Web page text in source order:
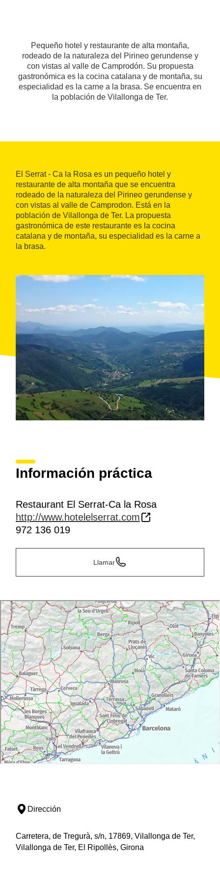
Pequeño hotel y restaurante de alta montaña,
rodeado de la naturaleza del Pirineo gerundense y
con vistas al valle de Camprodón. Su propuesta
gastronómica es la cocina catalana y de montaña, su
especialidad es la carne a la brasa. Se encuentra en
la población de Vilallonga de Ter.
El Serrat - Ca la Rosa es un pequeño hotel y
restaurante de alta montaña que se encuentra
rodeado de la naturaleza del Pirineo gerundense y
con vistas al valle de Camprodon. Está en la
población de Vilallonga de Ter. La propuesta
gastronómica de este restaurante es la cocina
catalana y de montaña, su especialidad es la carne a
la brasa.
Información práctica
Restaurant El Serrat-Ca la Rosa
http://www.hotelelserrat.com
972 136 019
Llamar
Dirección
Carretera, de Tregurà, s/n, 17869, Vilallonga de Ter,
Vilallonga de Ter, El Ripollès, Girona